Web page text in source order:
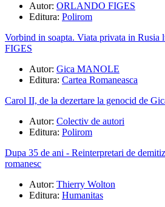
Autor: ORLANDO FIGES
Editura: Polirom
Vorbind in soapta. Viata privata in Rusia
FIGES
Autor: Gica MANOLE
Editura: Cartea Romaneasca
Carol II, de la dezertare la genocid de
Autor: Colectiv de autori
Editura: Polirom
Dupa 35 de ani - Reinterpretari de
romanesc
Autor: Thierry Wolton
Editura: Humanitas